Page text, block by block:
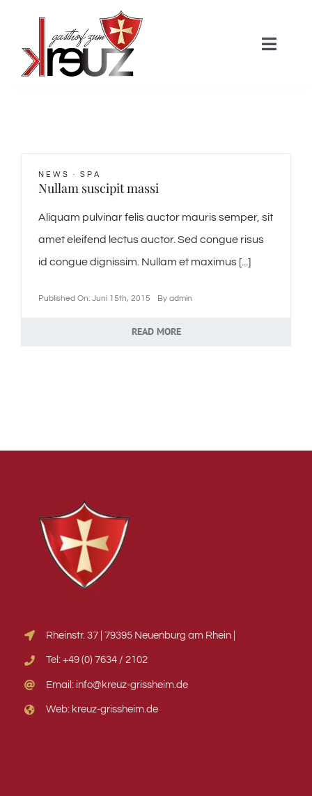
content
Toggle
Zimmer
Gastronomie
NEWS · SPA
Nullam suscipit massi
Aliquam pulvinar felis auctor mauris semper, sit
amet eleifend lectus auctor. Sed congue risus
id congue dignissim. Nullam et maximus [...]
Published On: Juni 15th, 2015 By admin
READ MORE
Rheinstr. 37 | 79395 Neuenburg am Rhein |
Tel: +49 (0) 7634 / 2102
Email: info@kreuz-grissheim.de
Web: kreuz-grissheim.de